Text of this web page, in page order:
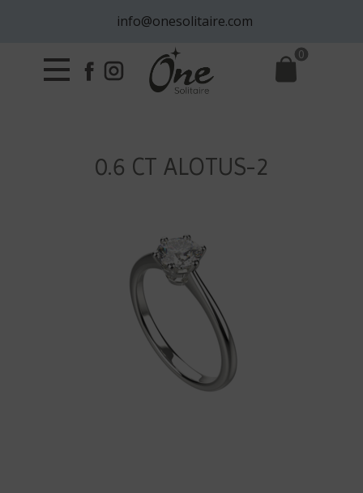
info@onesolitaire.com
0
0.6 CT ALOTUS-2